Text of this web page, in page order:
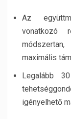
Az
vonatkozó
maximális
Legalább
igényelhető